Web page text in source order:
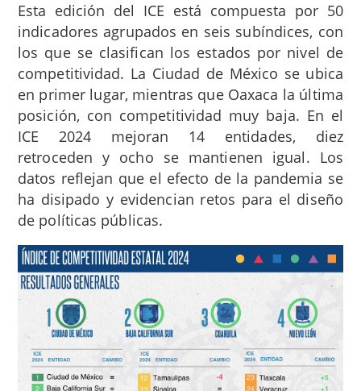
Esta edición del ICE está compuesta por 50
indicadores agrupados en seis subíndices, con
los que se clasifican los estados por nivel de
competitividad. La Ciudad de México se ubica
en primer lugar, mientras que Oaxaca la última
posición, con competitividad muy baja. En el
ICE 2024 mejoran 14 entidades, diez
retroceden y ocho se mantienen igual. Los
datos reflejan que el efecto de la pandemia se
ha disipado y evidencian retos para el diseño
de políticas públicas.